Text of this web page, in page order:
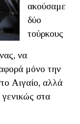
ακούσαμε
δύο
τούρκους
να
μόνο την
Αιγαίο, αλλά
γενικώς στα